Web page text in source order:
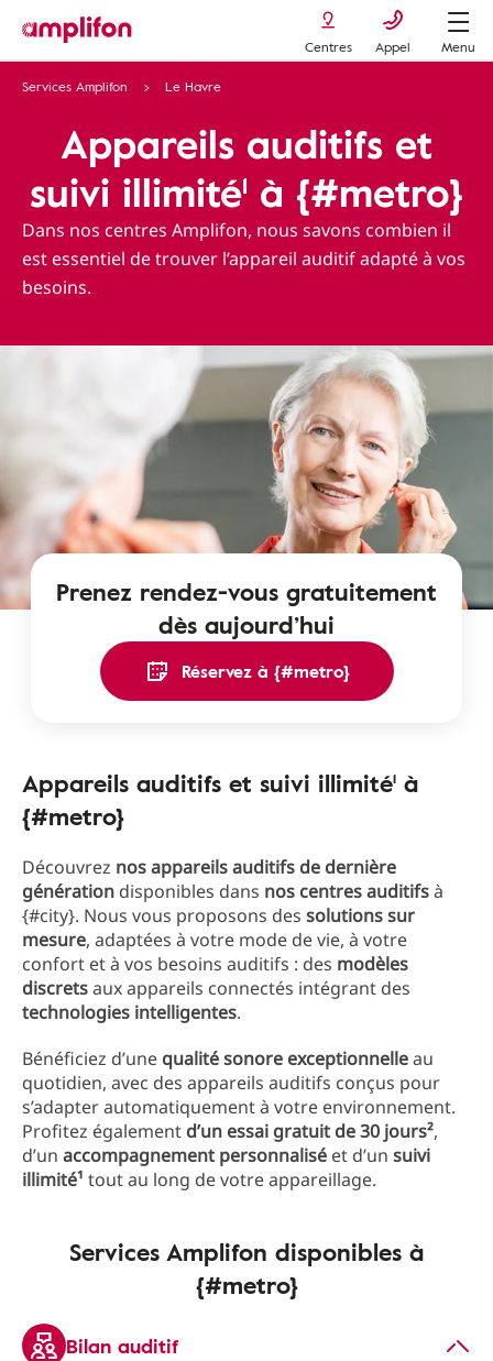
Centres Appel
Menu
Services Amplifon
Le Havre
Appareils auditifs et
suivi illimité¹ à {#metro}
Dans nos centres Amplifon, nous savons combien il
est essentiel de trouver l’appareil auditif adapté à vos
besoins.
Prenez rendez-vous gratuitement
dès aujourd’hui
Réservez à {#metro}
Appareils auditifs et suivi illimité¹ à
{#metro}
Découvrez nos appareils auditifs de dernière
génération disponibles dans nos centres auditifsà
{#city}. Nous vous proposons des solutions sur
mesure, adaptées à votre mode de vie, à votre
confort et à vos besoins auditifs : des modèles
discretsaux appareils connectés intégrant des
technologies intelligentes.
Bénéficiez d’une qualité sonore exceptionnelleau
quotidien, avec des appareils auditifs conçus pour
s’adapter automatiquement à votre environnement.
Profitez également d’un essai gratuit de 30 jours²,
d’un accompagnement personnalisé et d’un suivi
illimité¹ tout au long de votre appareillage.
Services Amplifon disponibles à
{#metro}
Bilan auditif